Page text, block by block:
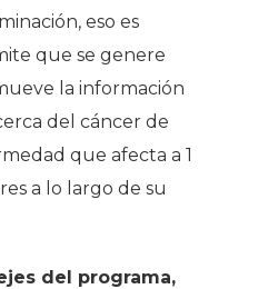
eso es
que se genere
la información
del cáncer de
que afecta a 1
a lo largo de su
del programa,